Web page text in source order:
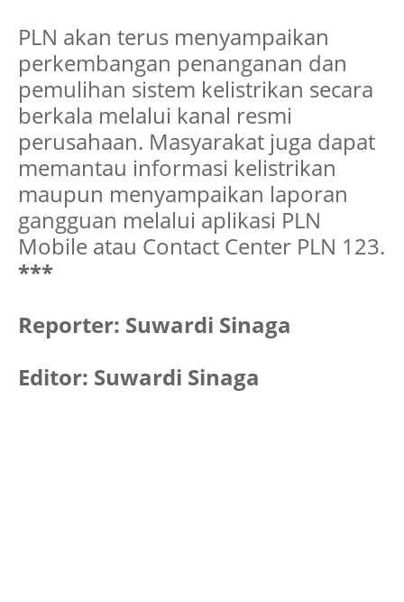
PLN akan terus menyampaikan
perkembangan penanganan dan
pemulihan sistem kelistrikan secara
berkala melalui kanal resmi
perusahaan. Masyarakat juga dapat
memantau informasi kelistrikan
maupun menyampaikan laporan
gangguan melalui aplikasi PLN
Mobile atau Contact Center PLN 123.
***
Reporter: Suwardi Sinaga
Editor: Suwardi Sinaga